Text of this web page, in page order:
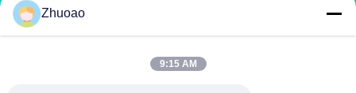
86-138-10893981
Zhuoao
9:15 AM